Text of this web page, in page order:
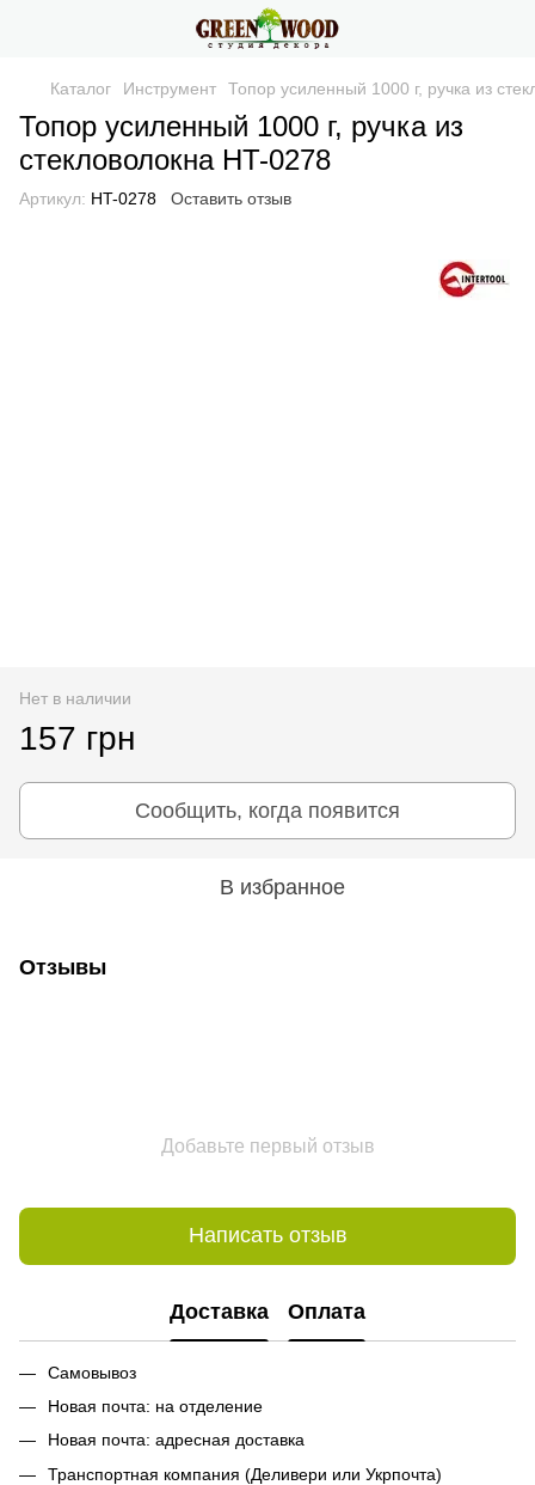
Каталог Инструмент Топор усиленный 1000 г, ручка из
Топор усиленный 1000 г, ручка из
стекловолокна HT-0278
Артикул: HT-0278 Оставить отзыв
Нет в наличии
157 грн
Сообщить, когда появится
В избранное
Отзывы
Добавьте первый отзыв
Написать отзыв
Доставка Оплата
Самовывоз
Новая почта: на отделение
Новая почта: адресная доставка
Транспортная компания (Деливери или Укрпочта)